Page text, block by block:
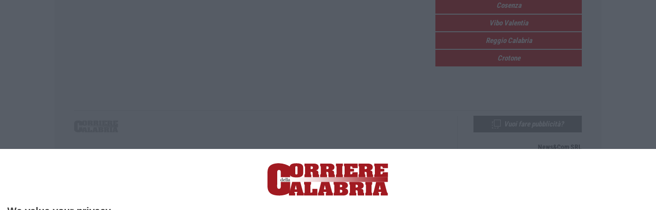
Cosenza
Vibo Valentia
Reggio Calabria
Crotone
P.IVA. 03199620794, Via del mare 6/G, S.Eufemia, Lamezia Terme (CZ)
Iscrizione tribunale di Lamezia Terme 5/2011 - Direttore responsabile Paola Militano |Privacy
News&Com SRL